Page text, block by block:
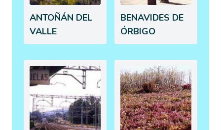
ANTOÑÁN DEL
VALLE
BENAVIDES DE
ÓRBIGO